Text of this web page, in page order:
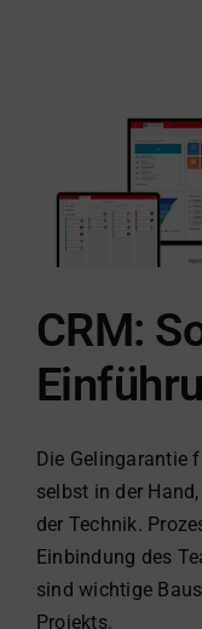
CRM:
Die Gelingarantie
selbst in der
der Technik.
Einbindung des
sind wichtige
Projekts.